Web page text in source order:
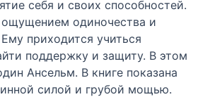
себя и своих способностей.
одиночества и
приходится учиться
поддержку и защиту. В этом
Ансельм. В книге показана
силой и грубой мощью.